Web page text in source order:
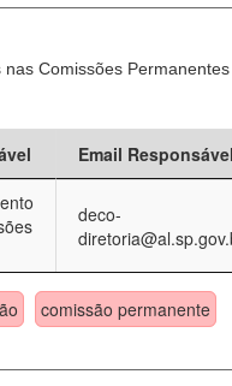
Comissões
Email
deco-
comissão permanente